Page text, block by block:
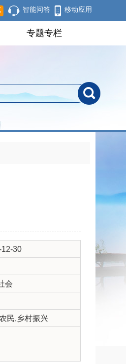
智能问答 移动应用
专题专栏
12-30
会
民,乡村振兴